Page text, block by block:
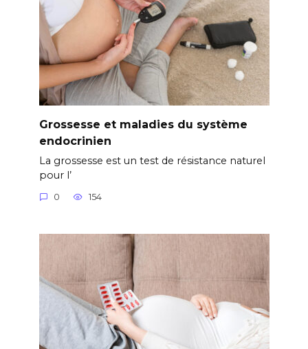
Grossesse et maladies du système
endocrinien
La grossesse est un test de résistance naturel
pour l’
0 154